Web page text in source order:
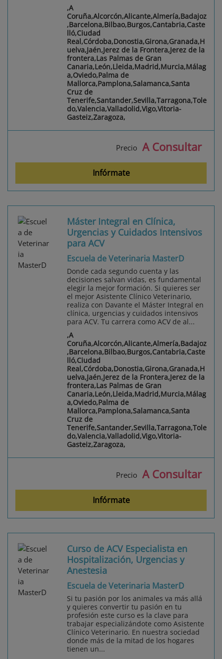
,A
Coruña,Alcorcón,Alicante,Almería,Badajoz
,Barcelona,Bilbao,Burgos,Cantabria,Caste
lló,Ciudad
Real,Córdoba,Donostia,Girona,Granada,H
uelva,Jaén,Jerez de la Frontera,Jerez de la
frontera,Las Palmas de Gran
Canaria,León,Lleida,Madrid,Murcia,Málag
a,Oviedo,Palma de
Mallorca,Pamplona,Salamanca,Santa
Cruz de
Tenerife,Santander,Sevilla,Tarragona,Tole
do,Valencia,Valladolid,Vigo,Vitoria-
Gasteiz,Zaragoza,
Precio A Consultar
Infórmate
Máster Integral en Clínica,
Urgencias y Cuidados Intensivos
para ACV
Escuela de Veterinaria MasterD
Donde cada segundo cuenta y las
decisiones salvan vidas, es fundamental
elegir la mejor formación. Si quieres ser
el mejor Asistente Clínico Veterinario,
realiza con Davante el Máster Integral en
clínica, urgencias y cuidados intensivos
para ACV. Tu carrera como ACV de al...
,A
Coruña,Alcorcón,Alicante,Almería,Badajoz
,Barcelona,Bilbao,Burgos,Cantabria,Caste
lló,Ciudad
Real,Córdoba,Donostia,Girona,Granada,H
uelva,Jaén,Jerez de la Frontera,Jerez de la
frontera,Las Palmas de Gran
Canaria,León,Lleida,Madrid,Murcia,Málag
a,Oviedo,Palma de
Mallorca,Pamplona,Salamanca,Santa
Cruz de
Tenerife,Santander,Sevilla,Tarragona,Tole
do,Valencia,Valladolid,Vigo,Vitoria-
Gasteiz,Zaragoza,
Precio A Consultar
Infórmate
Curso de ACV Especialista en
Hospitalización, Urgencias y
Anestesia
Escuela de Veterinaria MasterD
Si tu pasión por los animales va más allá
y quieres convertir tu pasión en tu
profesión este curso es la clave para
trabajar especializándote como Asistente
Clínico Veterinario. En nuestra sociedad
donde más de la mitad de los hogares
tienen un...